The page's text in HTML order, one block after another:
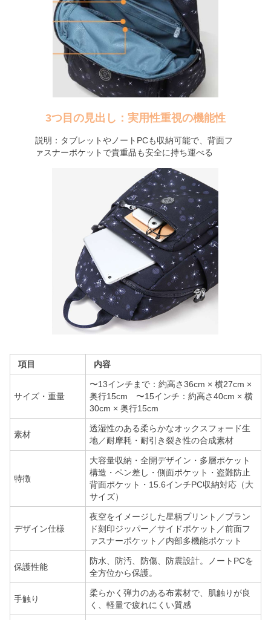
3つ目の見出し：実用性重視の機能性
説明：タブレットやノートPCも収納可能で、背面フ
ァスナーポケットで貴重品も安全に持ち運べる
項目 内容
サイズ・重量
〜13インチまで：約高さ36cm × 横27cm ×
奥行15cm 〜15インチ：約高さ40cm × 横
30cm × 奥行15cm
素材
透湿性のある柔らかなオックスフォード生
地／耐摩耗・耐引き裂き性の合成素材
特徴
大容量収納・全開デザイン・多層ポケット
構造・ペン差し・側面ポケット・盗難防止
背面ポケット・15.6インチPC収納対応（大
サイズ）
デザイン仕様
夜空をイメージした星柄プリント／ブラン
ド刻印ジッパー／サイドポケット／前面フ
ァスナーポケット／内部多機能ポケット
保護性能
防水、防汚、防傷、防震設計。ノートPCを
全方位から保護。
手触り
柔らかく弾力のある布素材で、肌触りが良
く、軽量で疲れにくい質感